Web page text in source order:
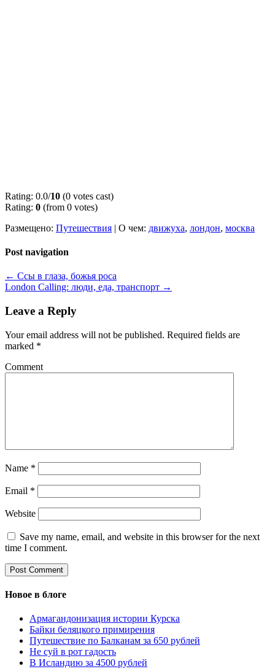
Rating: 0.0/10 (0 votes cast)
Rating: 0 (from 0 votes)
Размещено: Путешествия | О чем: движуха, лондон, москва
Post navigation
← Ссы в глаза, божья роса
London Calling: люди, еда, транспорт →
Leave a Reply
Your email address will not be published. Required fields are
marked *
Comment
Name *
Email *
Website
Save my name, email, and website in this browser for the next
time I comment.
Новое в блоге
Армагандонизация истории Курска
Байки беляцкого примирения
Путешествие по Балканам за 650 рублей
Не суй в рот гадость
В Исландию за 4500 рублей